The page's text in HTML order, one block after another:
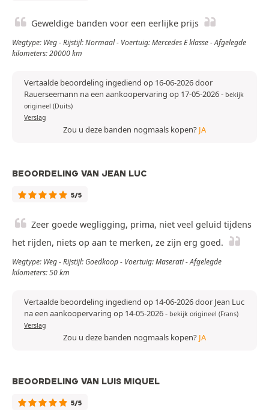
Geweldige banden voor een eerlijke prijs
Wegtype: Weg - Rijstijl: Normaal - Voertuig: Mercedes E klasse - Afgelegde
kilometers: 20000 km
Vertaalde beoordeling ingediend op 16-06-2026 door
Rauerseemann na een aankoopervaring op 17-05-2026- bekijk
origineel (Duits)
Verslag
Zou u deze banden nogmaals kopen? JA
BEOORDELING VAN JEAN LUC
5/5
Zeer goede wegligging, prima, niet veel geluid tijdens
het rijden, niets op aan te merken, ze zijn erg goed.
Wegtype: Weg - Rijstijl: Goedkoop - Voertuig: Maserati - Afgelegde
kilometers: 50 km
Vertaalde beoordeling ingediend op 14-06-2026 door Jean Luc
na een aankoopervaring op 14-05-2026- bekijk origineel (Frans)
Verslag
Zou u deze banden nogmaals kopen? JA
BEOORDELING VAN LUIS MIQUEL
5/5